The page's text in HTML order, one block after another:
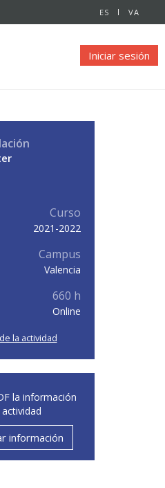
ES VA
Iniciar sesión
Curso
2021-2022
Campus
Valencia
660 h
Online
la actividad
la información
información